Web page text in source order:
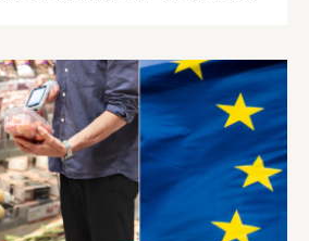
livsmedelsförsörjning", och
bana väg för innovationer som